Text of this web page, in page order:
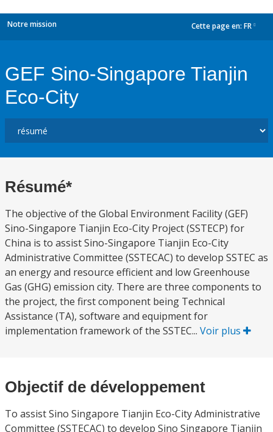
Notre mission Cette page en: FR
GEF Sino-Singapore Tianjin
Eco-City
Résumé*
The objective of the Global Environment Facility (GEF)
Sino-Singapore Tianjin Eco-City Project (SSTECP) for
China is to assist Sino-Singapore Tianjin Eco-City
Administrative Committee (SSTECAC) to develop SSTEC as
an energy and resource efficient and low Greenhouse
Gas (GHG) emission city. There are three components to
the project, the first component being Technical
Assistance (TA), software and equipment for
implementation framework of the SSTEC... Voir plus
Objectif de développement
To assist Sino Singapore Tianjin Eco-City Administrative
Committee (SSTECAC) to develop Sino Singapore Tianjin